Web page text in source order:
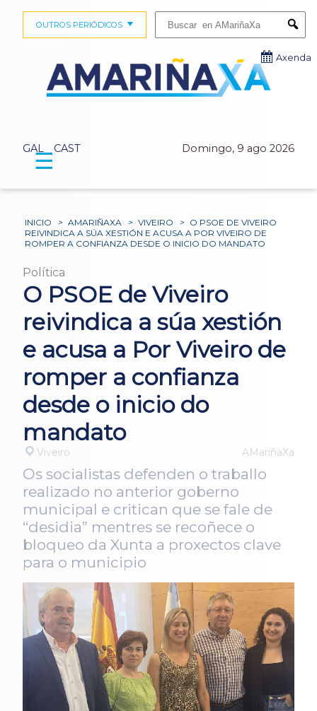
GAL CAST Domingo, 9 ago 2026
OUTROS PERIÓDICOS
Axenda
☰
INICIO > AMARIÑAXA > VIVEIRO > O PSOE DE VIVEIRO
REIVINDICA A SÚA XESTIÓN E ACUSA A POR VIVEIRO DE
ROMPER A CONFIANZA DESDE O INICIO DO MANDATO
Política
O PSOE de Viveiro
reivindica a súa xestión
e acusa a Por Viveiro de
romper a confianza
desde o inicio do
mandato
Viveiro AMariñaXa
Os socialistas defenden o traballo
realizado no anterior goberno
municipal e critican que se fale de
“desidia” mentres se recoñece o
bloqueo da Xunta a proxectos clave
para o municipio